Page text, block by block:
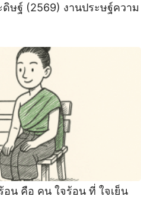
ดิษฐ์ (2569) งานประษฐ์ความ
อน คือ คน ใจร้อน ที่ ใจเย็น